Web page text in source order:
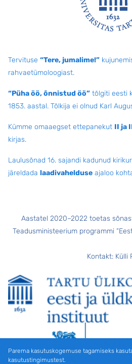
Tervituse “Tere, jumalime!”
rahvaetümoloogiast.
“Püha öö, õnnistud öö” tõlgiti eesti
1853. aastal. Tõlkija ei olnud Karl
Kümme omaaegset ettepanekut II ja
kirjas.
Laulusõnad 16. sajandi kadunud
järeldada laadivahelduse ajaloo
Aastatel 2020–2022 toetas
Teadusministeerium programmi
Kontakt: Külli
Parema kasutuskogemuse tagamiseks
kasutustingimustest.